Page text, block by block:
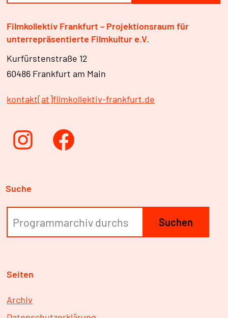
Filmkollektiv Frankfurt – Projektionsraum für
unterrepräsentierte Filmkultur e.V.
Kurfürstenstraße 12
60486 Frankfurt am Main
kontakt[at]filmkollektiv-frankfurt.de
InstagramFacebook
Suche
Suchen
Seiten
Archiv